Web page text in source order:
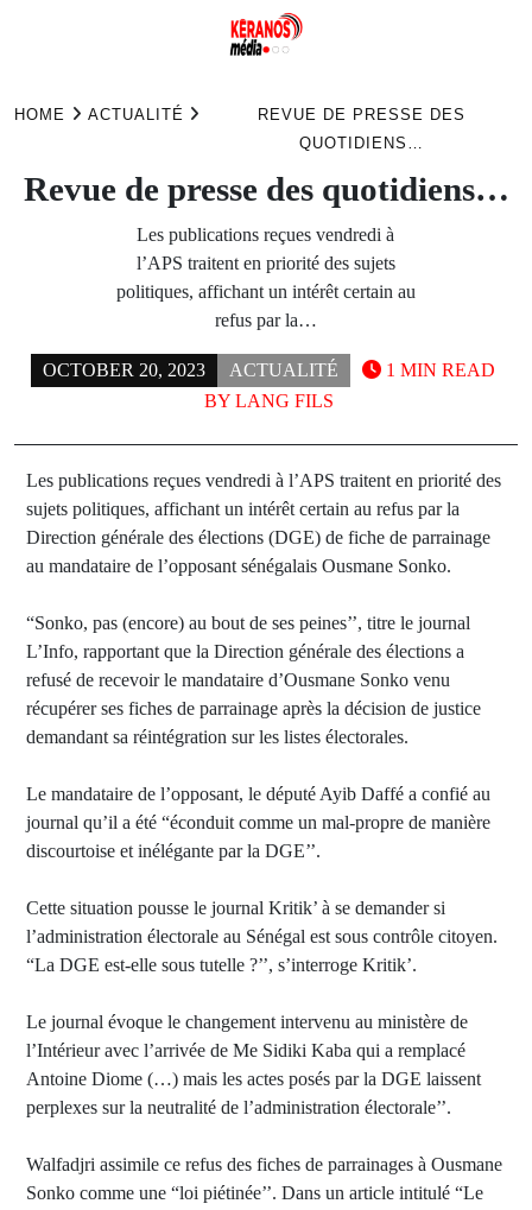
HOME ACTUALITÉ
REVUE DE PRESSE DES
QUOTIDIENS…
Revue de presse des quotidiens…
Les publications reçues vendredi à
l’APS traitent en priorité des sujets
politiques, affichant un intérêt certain au
refus par la…
OCTOBER 20, 2023
ACTUALITÉ
BY LANG FILS
1 MIN READ
Les publications reçues vendredi à l’APS traitent en priorité des
sujets politiques, affichant un intérêt certain au refus par la
Direction générale des élections (DGE) de fiche de parrainage
au mandataire de l’opposant sénégalais Ousmane Sonko.
“Sonko, pas (encore) au bout de ses peines’’, titre le journal
L’Info, rapportant que la Direction générale des élections a
refusé de recevoir le mandataire d’Ousmane Sonko venu
récupérer ses fiches de parrainage après la décision de justice
demandant sa réintégration sur les listes électorales.
Le mandataire de l’opposant, le député Ayib Daffé a confié au
journal qu’il a été “éconduit comme un mal-propre de manière
discourtoise et inélégante par la DGE’’.
Cette situation pousse le journal Kritik’ à se demander si
l’administration électorale au Sénégal est sous contrôle citoyen.
“La DGE est-elle sous tutelle ?’’, s’interroge Kritik’.
Le journal évoque le changement intervenu au ministère de
l’Intérieur avec l’arrivée de Me Sidiki Kaba qui a remplacé
Antoine Diome (…) mais les actes posés par la DGE laissent
perplexes sur la neutralité de l’administration électorale’’.
Walfadjri assimile ce refus des fiches de parrainages à Ousmane
Sonko comme une “loi piétinée’’. Dans un article intitulé “Le